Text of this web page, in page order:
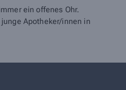
ein offenes Ohr.
Apotheker/innen in